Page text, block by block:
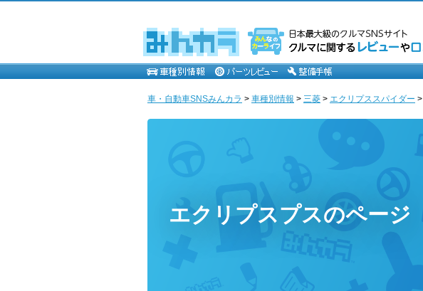
車・自動車SNSみんカラ > 車種別情報 > 三菱 > エクリプススパイダー >
エクリプスプスのページ